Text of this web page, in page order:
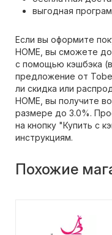
выгодная
Если вы оформите
HOME, вы сможете
с помощью кэшбэка
предложение от
ли скидка или
HOME, вы получите
размере до 3.0%.
на кнопку "Купить с
инструкциям.
Похожие